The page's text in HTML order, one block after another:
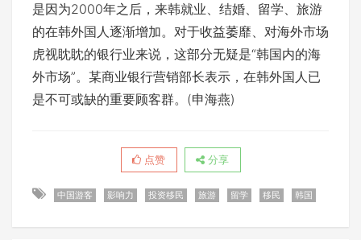
是因为2000年之后，来韩就业、结婚、留学、旅游
的在韩外国人逐渐增加。对于收益萎靡、对海外市场
虎视眈眈的银行业来说，这部分无疑是“韩国内的海
外市场”。某商业银行营销部长表示，在韩外国人已
是不可或缺的重要顾客群。(申海燕)
点赞 分享
中国游客 影响力 投资移民 旅游 留学 移民 韩国